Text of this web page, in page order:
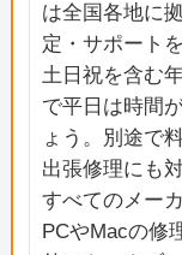
は全国各地に
定・サポート
土日祝を含む
で平日は時間
ょう。別途で
出張修理にも
すべてのメー
PCやMacの修